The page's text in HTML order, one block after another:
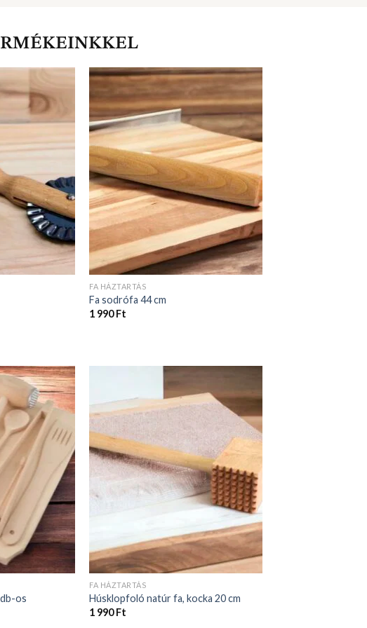
FA HÁZTARTÁS
Fa sodrófa 44 cm
1 990Ft
os
FA HÁZTARTÁS
Húsklopfoló natúr fa, kocka 20 cm
1 990Ft